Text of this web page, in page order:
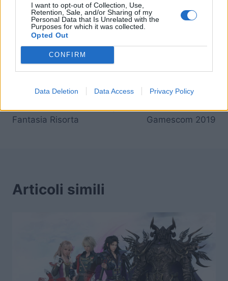
I want to opt-out of Collection, Use,
Retention, Sale, and/or Sharing of my
Personal Data that Is Unrelated with the
Purposes for which it was collected.
Opted Out
CONFIRM
Data Deletion Data Access Privacy Policy
Restate con noi per tutte le novità su Final
Fantasy VIII Remastered.
Final Fantasy XIV:
Fantasia Risorta
Final Fantasy VII
Gamescom 2019
Articoli simili